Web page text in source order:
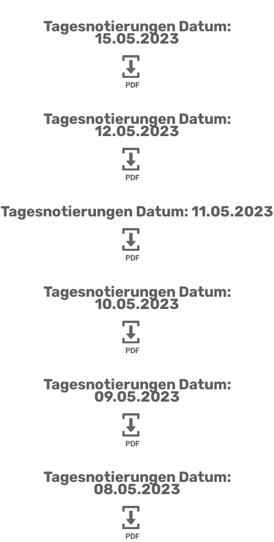
Tagesnotierungen Datum:
15.05.2023
PDF
Tagesnotierungen Datum:
12.05.2023
PDF
Tagesnotierungen Datum: 11.05.2023
PDF
Tagesnotierungen Datum:
10.05.2023
PDF
Tagesnotierungen Datum:
09.05.2023
PDF
Tagesnotierungen Datum:
08.05.2023
PDF